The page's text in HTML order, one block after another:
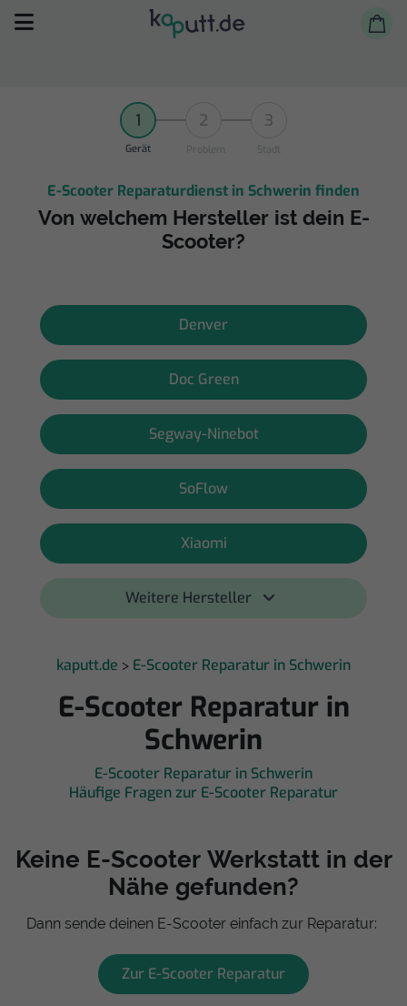
Selbst reparieren
Reparieren lassen
Shop
1
Gerät
2
Problem
3
Stadt
E-Scooter Reparaturdienst in Schwerin finden
Von welchem Hersteller ist dein E-
Scooter?
Denver
Doc Green
Segway-Ninebot
SoFlow
Xiaomi
Weitere Hersteller
kaputt.de > E-Scooter Reparatur in Schwerin
E-Scooter Reparatur in
Schwerin
E-Scooter Reparatur in Schwerin
Häufige Fragen zur E-Scooter Reparatur
Keine E-Scooter Werkstatt in der
Nähe gefunden?
Dann sende deinen E-Scooter einfach zur Reparatur:
Zur E-Scooter Reparatur